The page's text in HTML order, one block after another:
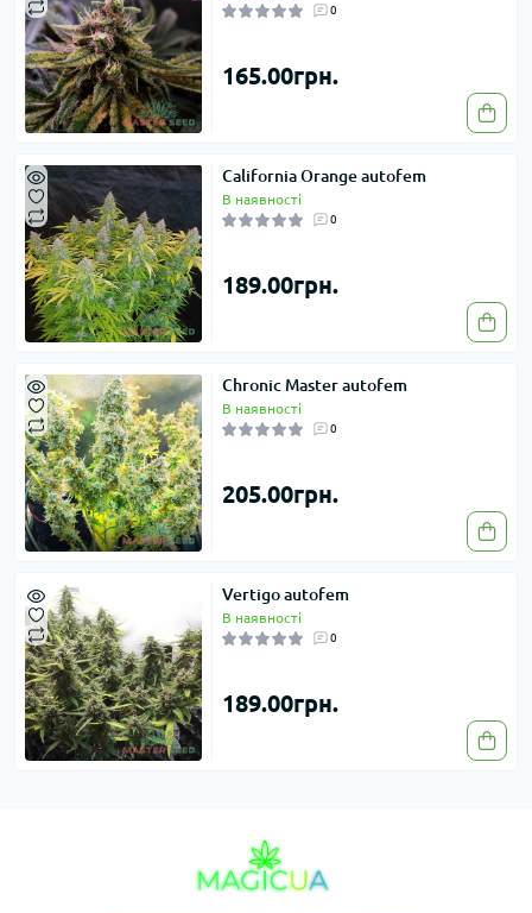
0
165.00грн.
California Orange autofem
В наявності
0
189.00грн.
Chronic Master autofem
В наявності
0
205.00грн.
Vertigo autofem
В наявності
0
189.00грн.